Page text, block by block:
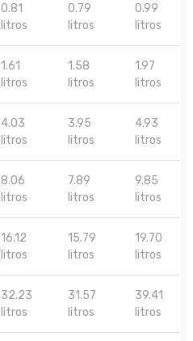
0.81
litros
0.79
litros
0.99
litros
1.61
litros
1.58
litros
1.97
litros
4.03
litros
3.95
litros
4.93
litros
8.06
litros
7.89
litros
9.85
litros
16.12
litros
15.79
litros
19.70
litros
32.23
litros
31.57
litros
39.41
litros